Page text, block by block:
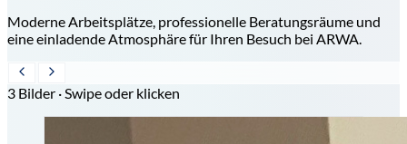
Moderne Arbeitsplätze, professionelle Beratungsräume und
eine einladende Atmosphäre für Ihren Besuch bei ARWA.
3 Bilder · Swipe oder klicken